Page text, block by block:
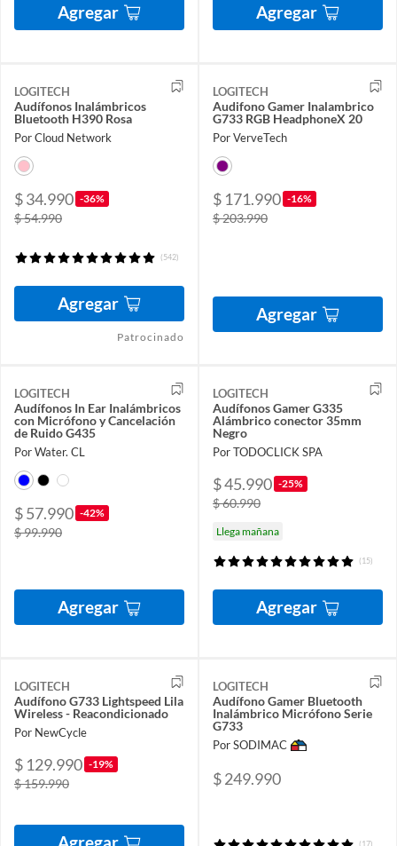
Agregar Agregar
LOGITECH
Audífonos Inalámbricos
Bluetooth H390 Rosa
Por Cloud Network
$ 34.990 -36%
$ 54.990
(542)
Agregar
Patrocinado
LOGITECH
Audifono Gamer Inalambrico
G733 RGB HeadphoneX 20
Por VerveTech
$ 171.990 -16%
$ 203.990
Agregar
LOGITECH
Audífonos In Ear Inalámbricos
con Micrófono y Cancelación
de Ruido G435
Por Water. CL
$ 57.990 -42%
$ 99.990
Agregar
LOGITECH
Audífonos Gamer G335
Alámbrico conector 35mm
Negro
Por TODOCLICK SPA
$ 45.990 -25%
$ 60.990
Llega mañana
(15)
Agregar
LOGITECH
Audífono G733 Lightspeed Lila
Wireless - Reacondicionado
Por NewCycle
$ 129.990 -19%
$ 159.990
LOGITECH
Audífono Gamer Bluetooth
Inalámbrico Micrófono Serie
G733
Por SODIMAC
$ 249.990
(17)